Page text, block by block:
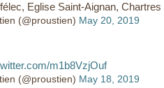
Eglise Saint-Aignan, Chartres
(@proustien) May 20, 2019
m1b8VzjOuf
(@proustien) May 18, 2019